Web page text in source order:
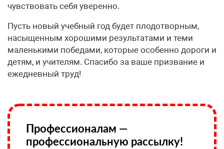
чувствовать себя уверенно.
Пусть новый учебный год будет плодотворным,
насыщенным хорошими результатами и теми
маленькими победами, которые особенно дороги и
детям, и учителям. Спасибо за ваше призвание и
ежедневный труд!
Профессионалам —
профессиональную рассылку!